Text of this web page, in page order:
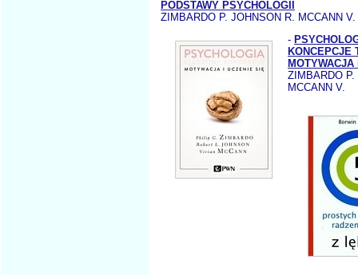
PODSTAWY PSYCHOLOGII
ZIMBARDO P. JOHNSON R. MCCANN V.
-
KONCEPCJE
ZIMBARDO
MCCANN V.